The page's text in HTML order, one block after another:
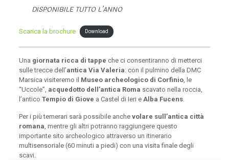
DISPONIBILE TUTTO L’ANNO
Scarica la brochure Download
Una giornata ricca di tappe che ci consentiranno di metterci
sulle trecce dell’antica Via Valeria: con il pulmino della DMC
Marsica visiteremo il Museo archeologico di Corfinio, le
“Uccole”, acquedotto dell’antica Roma scavato nella roccia,
l’antico Tempio di Giove a Castel di Ieri e Alba Fucens.
Per i più temerari sarà possibile anche volare sull’antica città
romana, mentre gli altri potranno raggiungere questo
importante sito archeologico attraverso un itinerario
multisensoriale (60 minuti a piedi) con una visita finale degli
scavi.